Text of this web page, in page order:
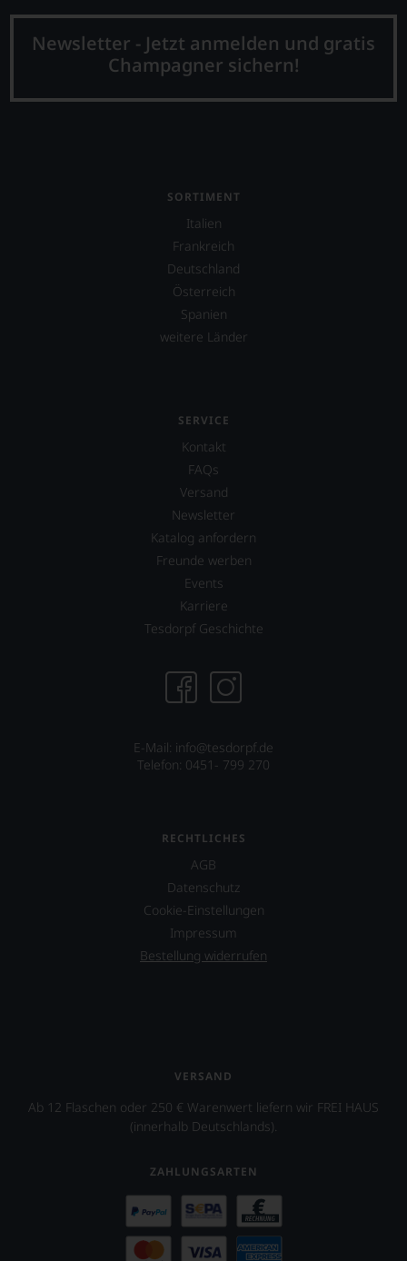
Newsletter - Jetzt anmelden und gratis
Champagner sichern!
SORTIMENT
Italien
Frankreich
Deutschland
Österreich
Spanien
weitere Länder
SERVICE
Kontakt
FAQs
Versand
Newsletter
Katalog anfordern
Freunde werben
Events
Karriere
Tesdorpf Geschichte
E-Mail: info@tesdorpf.de
Telefon: 0451- 799 270
RECHTLICHES
AGB
Datenschutz
Cookie-Einstellungen
Impressum
Bestellung widerrufen
VERSAND
Ab 12 Flaschen oder 250 € Warenwert liefern wir FREI HAUS
(innerhalb Deutschlands).
ZAHLUNGSARTEN